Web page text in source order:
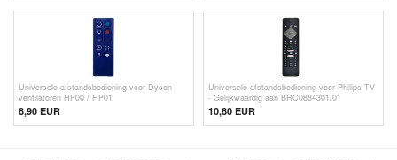
Universele afstandsbediening voor Dyson
ventilatoren HP00 / HP01
8,90 EUR
Universele afstandsbediening voor Philips TV
- Gelijkwaardig aan BRC0884301/01
10,80 EUR